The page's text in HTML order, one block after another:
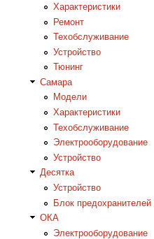
Характеристики
Ремонт
Техобслуживание
Устройство
Тюнинг
Самара
Модели
Характеристики
Техобслуживание
Электрооборудование
Устройство
Десятка
Устройство
Блок
ОКА
Электрооборудование